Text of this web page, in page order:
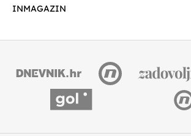
INMAGAZIN